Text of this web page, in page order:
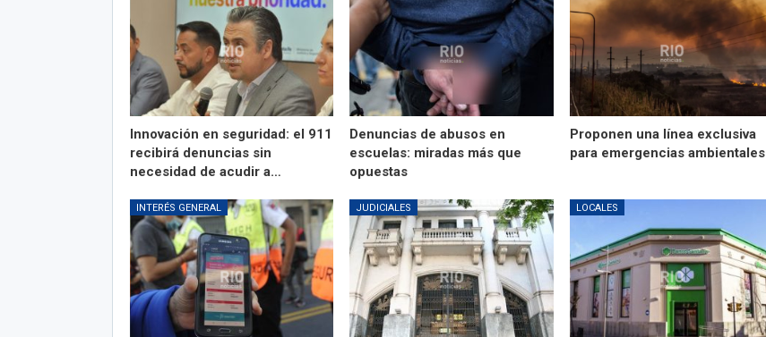
Innovación en seguridad: el 911
recibirá denuncias sin
necesidad de acudir a…
Denuncias de abusos en
escuelas: miradas más que
opuestas
Proponen una línea exclusiva
para emergencias ambientales
INTERÉS GENERAL JUDICIALES LOCALES